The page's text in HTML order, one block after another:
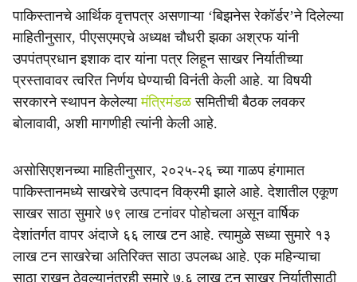
पाकिस्तानचे आर्थिक वृत्तपत्र असणाऱ्या ‘बिझनेस रेकॉर्डर’ने दिलेल्या
माहितीनुसार, पीएसएमएचे अध्यक्ष चौधरी झका अश्रफ यांनी
उपपंतप्रधान इशाक दार यांना पत्र लिहून साखर निर्यातीच्या
प्रस्तावावर त्वरित निर्णय घेण्याची विनंती केली आहे. या विषयी
सरकारने स्थापन केलेल्यामंत्रिमंडळ समितीची बैठक लवकर
बोलावावी, अशी मागणीही त्यांनी केली आहे.
असोसिएशनच्या माहितीनुसार, २०२५-२६ च्या गाळप हंगामात
पाकिस्तानमध्ये साखरेचे उत्पादन विक्रमी झाले आहे. देशातील एकूण
साखर साठा सुमारे ७९ लाख टनांवर पोहोचला असून वार्षिक
देशांतर्गत वापर अंदाजे ६६ लाख टन आहे. त्यामुळे सध्या सुमारे १३
लाख टन साखरेचा अतिरिक्त साठा उपलब्ध आहे. एक महिन्याचा
साठा राखून ठेवल्यानंतरही सुमारे ७.६ लाख टन साखर निर्यातीसाठी